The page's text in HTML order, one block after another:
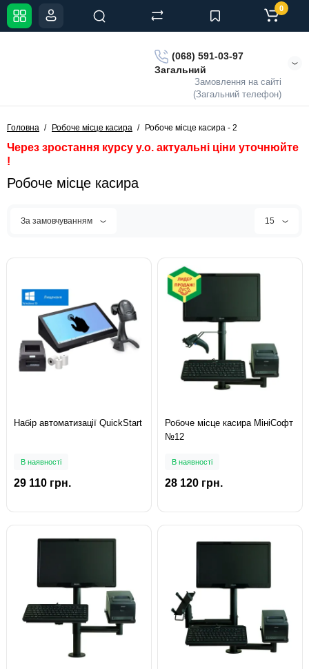
(068) 591-03-97
Загальний
Замовлення на сайті
(Загальний телефон)
0
Головна Робоче місце касира Робоче місце касира - 2
Через зростання курсу у.о. актуальні ціни уточнюйте
!
Робоче місце касира
За замовчуванням 15
Набір автоматизації QuickStart
В наявності
29 110 грн.
Робоче місце касира МініСофт
№12
В наявності
28 120 грн.